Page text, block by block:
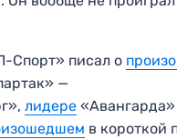
Спорт» писал о
—
лидере «Авангарда»
в короткой